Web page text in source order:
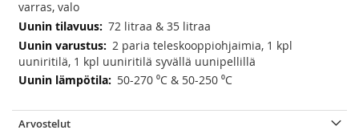
varras, valo
72 litraa & 35 litraa
2 paria teleskooppiohjaimia, 1 kpl
uuniritilä, 1 kpl uuniritilä syvällä uunipellillä
50-270 ⁰C & 50-250 ⁰C
Arvostelut